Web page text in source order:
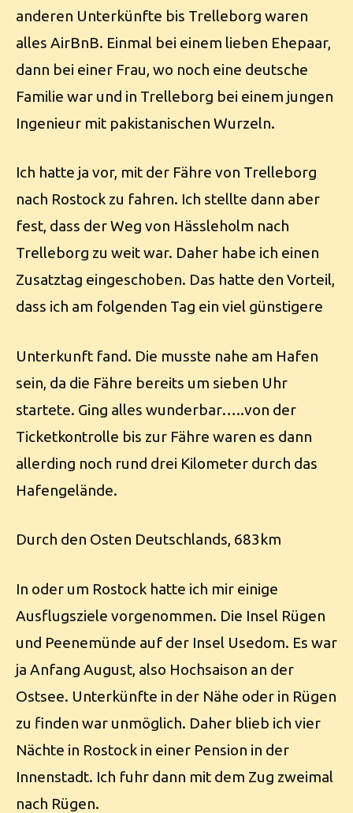
anderen Unterkünfte bis Trelleborg waren
alles AirBnB. Einmal bei einem lieben Ehepaar,
dann bei einer Frau, wo noch eine deutsche
Familie war und in Trelleborg bei einem jungen
Ingenieur mit pakistanischen Wurzeln.
Ich hatte ja vor, mit der Fähre von Trelleborg
nach Rostock zu fahren. Ich stellte dann aber
fest, dass der Weg von Hässleholm nach
Trelleborg zu weit war. Daher habe ich einen
Zusatztag eingeschoben. Das hatte den Vorteil,
dass ich am folgenden Tag ein viel günstigere
Unterkunft fand. Die musste nahe am Hafen
sein, da die Fähre bereits um sieben Uhr
startete. Ging alles wunderbar…..von der
Ticketkontrolle bis zur Fähre waren es dann
allerding noch rund drei Kilometer durch das
Hafengelände.
Durch den Osten Deutschlands, 683km
In oder um Rostock hatte ich mir einige
Ausflugsziele vorgenommen. Die Insel Rügen
und Peenemünde auf der Insel Usedom. Es war
ja Anfang August, also Hochsaison an der
Ostsee. Unterkünfte in der Nähe oder in Rügen
zu finden war unmöglich. Daher blieb ich vier
Nächte in Rostock in einer Pension in der
Innenstadt. Ich fuhr dann mit dem Zug zweimal
nach Rügen.